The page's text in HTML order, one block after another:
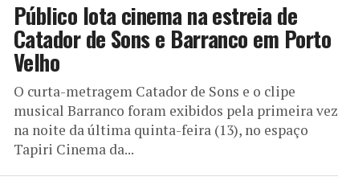
Público lota cinema na estreia de
Catador de Sons e Barranco em Porto
Velho
O curta-metragem Catador de Sons e o clipe
musical Barranco foram exibidos pela primeira vez
na noite da última quinta-feira (13), no espaço
Tapiri Cinema da...